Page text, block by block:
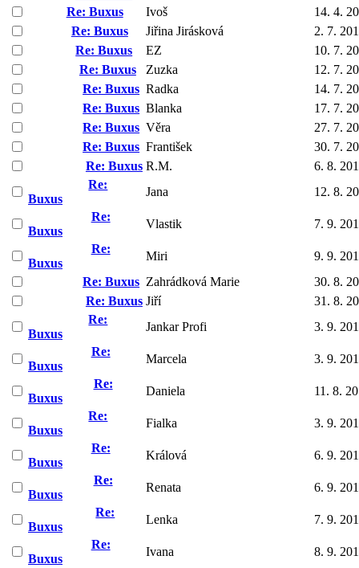
Re: Buxus
Ivoš
14. 4.
Re: Buxus
Jiřina Jirásková
2. 7.
Re: Buxus
EZ
10. 7.
Re: Buxus
Zuzka
12. 7.
Re: Buxus Radka
14. 7.
Re: Buxus Blanka
17. 7.
Re: Buxus Věra
27. 7.
Re: Buxus František
30. 7.
Re: Buxus R.M.
6. 8.
Re:
Buxus
Jana
12. 8.
Re:
Buxus
Vlastik
7. 9.
Re:
Buxus
Miri
9. 9.
Re: Buxus Zahrádková Marie
30. 8.
Re: Buxus Jiří
31. 8.
Re:
Buxus
Jankar Profi
3. 9.
Re:
Buxus
Marcela
3. 9.
Re:
Buxus
Daniela
11. 8.
Re:
Buxus
Fialka
3. 9.
Re:
Buxus
Králová
6. 9.
Re:
Buxus
Renata
6. 9.
Re:
Buxus
Lenka
7. 9.
Re:
Buxus
Ivana
8. 9.